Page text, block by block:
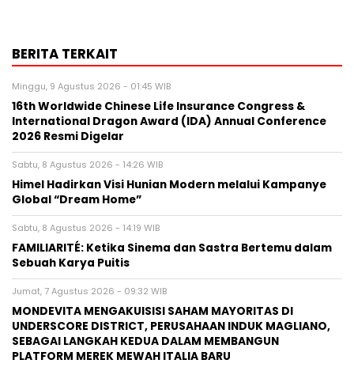
BERITA TERKAIT
Minggu, 9 Agustus 2026 - 01:45 WIB
16th Worldwide Chinese Life Insurance Congress &
International Dragon Award (IDA) Annual Conference
2026 Resmi Digelar
Sabtu, 8 Agustus 2026 - 14:26 WIB
Himel Hadirkan Visi Hunian Modern melalui Kampanye
Global “Dream Home”
Sabtu, 8 Agustus 2026 - 14:19 WIB
FAMILIARITÉ: Ketika Sinema dan Sastra Bertemu dalam
Sebuah Karya Puitis
Jumat, 7 Agustus 2026 - 09:32 WIB
MONDEVITA MENGAKUISISI SAHAM MAYORITAS DI
UNDERSCORE DISTRICT, PERUSAHAAN INDUK MAGLIANO,
SEBAGAI LANGKAH KEDUA DALAM MEMBANGUN
PLATFORM MEREK MEWAH ITALIA BARU